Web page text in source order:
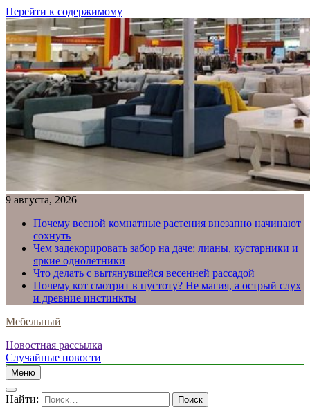
Перейти к содержимому
9 августа, 2026
Почему весной комнатные растения внезапно начинают
сохнуть
Чем задекорировать забор на даче: лианы, кустарники и
яркие однолетники
Что делать с вытянувшейся весенней рассадой
Почему кот смотрит в пустоту? Не магия, а острый слух
и древние инстинкты
Мебельный
Новостная рассылка
Случайные новости
Меню
Найти: